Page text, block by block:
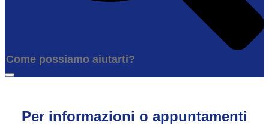
Per informazioni o appuntamenti